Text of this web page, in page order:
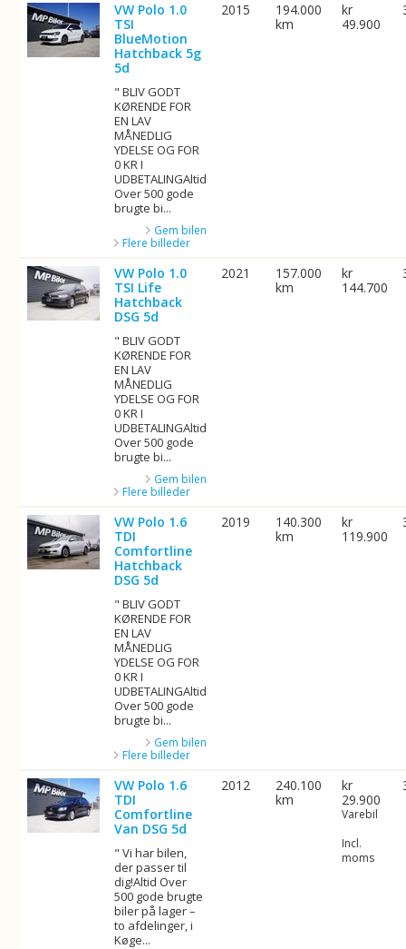
VW Polo 1.0
TSI
BlueMotion
Hatchback 5g
5d
" BLIV GODT
KØRENDE FOR
EN LAV
MÅNEDLIG
YDELSE OG FOR
0 KR I
UDBETALINGAltid
Over 500 gode
brugte bi...
Gem bilen
Flere billeder
2015
194.000
km
kr
49.900
VW Polo 1.0
TSI Life
Hatchback
DSG 5d
" BLIV GODT
KØRENDE FOR
EN LAV
MÅNEDLIG
YDELSE OG FOR
0 KR I
UDBETALINGAltid
Over 500 gode
brugte bi...
Gem bilen
Flere billeder
2021
157.000
km
kr
144.700
VW Polo 1.6
TDI
Comfortline
Hatchback
DSG 5d
" BLIV GODT
KØRENDE FOR
EN LAV
MÅNEDLIG
YDELSE OG FOR
0 KR I
UDBETALINGAltid
Over 500 gode
brugte bi...
Gem bilen
Flere billeder
2019
140.300
km
kr
119.900
VW Polo 1.6
TDI
Comfortline
Van DSG 5d
" Vi har bilen,
der passer til
dig!Altid Over
500 gode brugte
biler på lager –
to afdelinger, i
Køge...
2012
240.100
km
kr
29.900
Varebil
Incl.
moms